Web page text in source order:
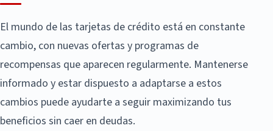
El mundo de las tarjetas de crédito está en constante
cambio, con nuevas ofertas y programas de
recompensas que aparecen regularmente. Mantenerse
informado y estar dispuesto a adaptarse a estos
cambios puede ayudarte a seguir maximizando tus
beneficios sin caer en deudas.